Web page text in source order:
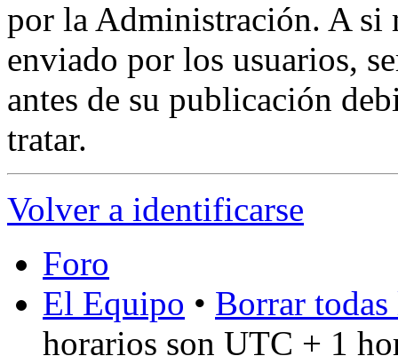
por la Administración. A si
enviado por los usuarios,
antes de su publicación
tratar.
Volver a identificarse
Foro
El Equipo • Borrar
horarios son UTC + 1